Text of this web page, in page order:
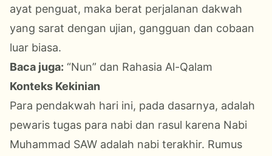
ayat penguat, maka berat perjalanan dakwah
yang sarat dengan ujian, gangguan dan cobaan
luar biasa.
Baca juga: “Nun” dan Rahasia Al-Qalam
Konteks Kekinian
Para pendakwah hari ini, pada dasarnya, adalah
pewaris tugas para nabi dan rasul karena Nabi
Muhammad SAW adalah nabi terakhir. Rumus